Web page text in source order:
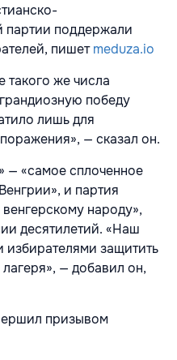
партии поддержали
пишетmeduza.io
такого же числа
победу
лишь для
— сказал он.
— «самое сплоченное
и партия
народу»,
десятилетий. «Наш
защитить
— добавил он,
призывом